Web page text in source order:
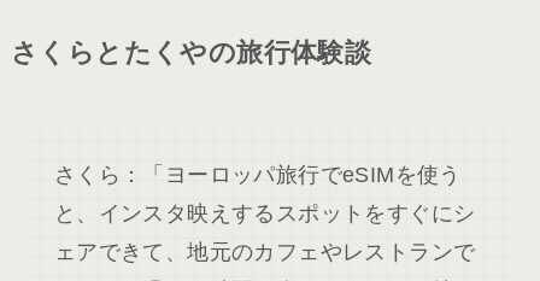
さくらとたくやの旅行体験談
さくら：「ヨーロッパ旅行でeSIMを使う
と、インスタ映えするスポットをすぐにシ
ェアできて、地元のカフェやレストランで